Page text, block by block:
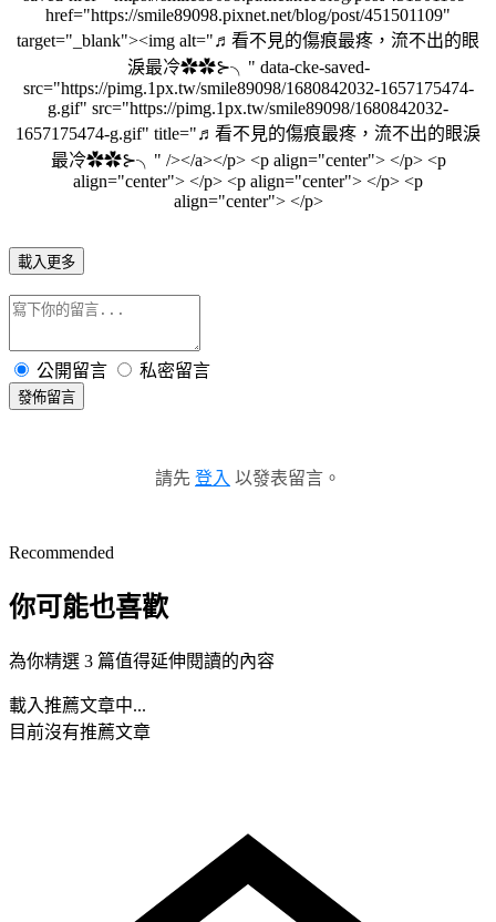
載入更多
公開留言 私密留言
發佈留言
請先 登入 以發表留言。
Recommended
你可能也喜歡
為你精選 3 篇值得延伸閱讀的內容
載入推薦文章中...
目前沒有推薦文章